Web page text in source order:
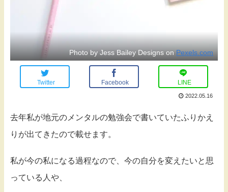
Photo by Jess Bailey Designs onPexels.com
Twitter Facebook LINE
2022.05.16
去年私が地元のメンタルの勉強会で書いていたふりかえ
りが出てきたので載せます。
私が今の私になる過程なので、今の自分を変えたいと思
っている人や、